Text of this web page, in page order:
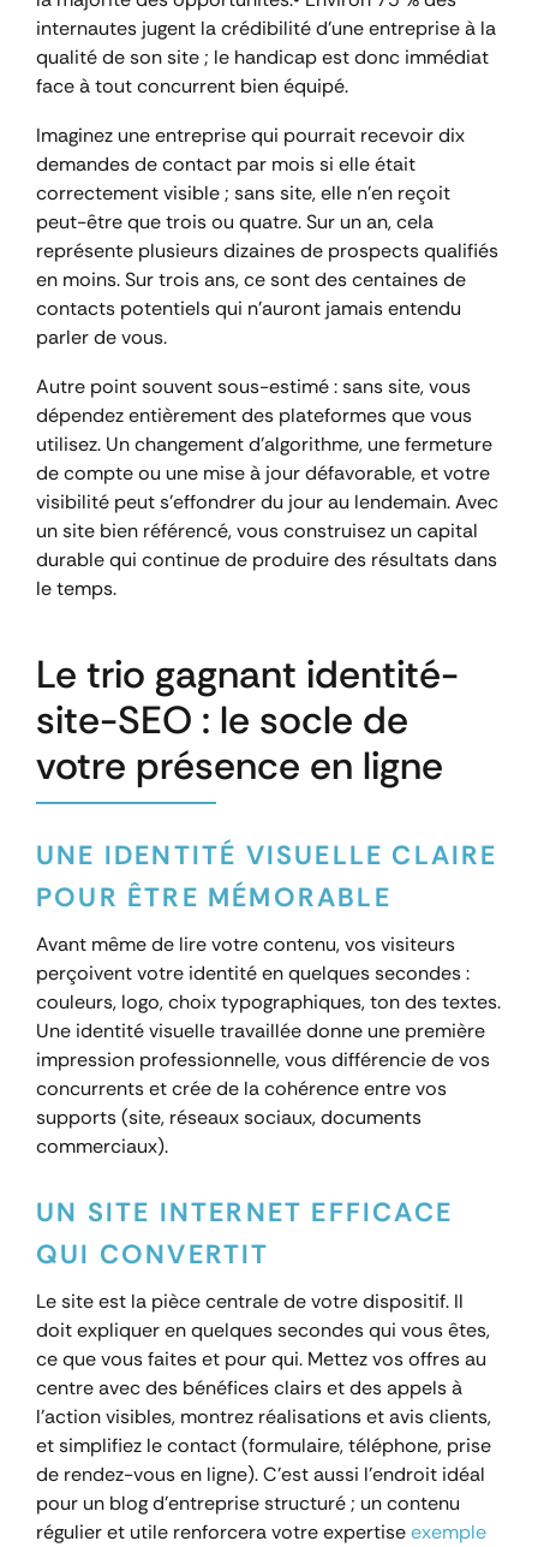
internautes jugent la crédibilité d’une entreprise à la
qualité de son site ; le handicap est donc immédiat
face à tout concurrent bien équipé.
Imaginez une entreprise qui pourrait recevoir dix
demandes de contact par mois si elle était
correctement visible ; sans site, elle n’en reçoit
peut-être que trois ou quatre. Sur un an, cela
représente plusieurs dizaines de prospects qualifiés
en moins. Sur trois ans, ce sont des centaines de
contacts potentiels qui n’auront jamais entendu
parler de vous.
Autre point souvent sous-estimé : sans site, vous
dépendez entièrement des plateformes que vous
utilisez. Un changement d’algorithme, une fermeture
de compte ou une mise à jour défavorable, et votre
visibilité peut s’effondrer du jour au lendemain. Avec
un site bien référencé, vous construisez un capital
durable qui continue de produire des résultats dans
le temps.
Le trio gagnant identité-
site-SEO : le socle de
votre présence en ligne
UNE IDENTITÉ VISUELLE CLAIRE
POUR ÊTRE MÉMORABLE
Avant même de lire votre contenu, vos visiteurs
perçoivent votre identité en quelques secondes :
couleurs, logo, choix typographiques, ton des textes.
Une identité visuelle travaillée donne une première
impression professionnelle, vous différencie de vos
concurrents et crée de la cohérence entre vos
supports (site, réseaux sociaux, documents
commerciaux).
UN SITE INTERNET EFFICACE
QUI CONVERTIT
Le site est la pièce centrale de votre dispositif. Il
doit expliquer en quelques secondes qui vous êtes,
ce que vous faites et pour qui. Mettez vos offres au
centre avec des bénéfices clairs et des appels à
l’action visibles, montrez réalisations et avis clients,
et simplifiez le contact (formulaire, téléphone, prise
de rendez-vous en ligne). C’est aussi l’endroit idéal
pour un blog d’entreprise structuré ; un contenu
régulier et utile renforcera votre expertiseexemple